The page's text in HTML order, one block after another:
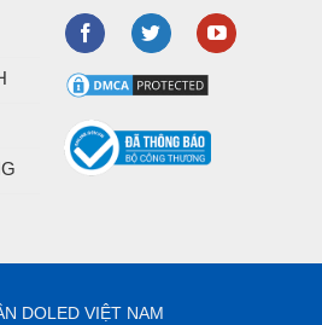
DOLED VIỆT NAM